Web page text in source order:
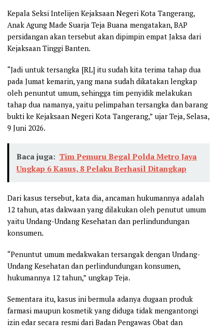
Kepala Seksi Intelijen Kejaksaan Negeri Kota Tangerang,
Anak Agung Made Suarja Teja Buana mengatakan, BAP
persidangan akan tersebut akan dipimpin empat Jaksa dari
Kejaksaan Tinggi Banten.
“Jadi untuk tersangka [RL] itu sudah kita terima tahap dua
pada Jumat kemarin, yang mana sudah dikatakan lengkap
oleh penuntut umum, sehingga tim penyidik melakukan
tahap dua namanya, yaitu pelimpahan tersangka dan barang
bukti ke Kejaksaan Negeri Kota Tangerang,” ujar Teja, Selasa,
9 Juni 2026.
Baca juga: Tim Pemuru Begal Polda Metro Jaya
Ungkap 6 Kasus, 8 Pelaku Berhasil Ditangkap
Dari kasus tersebut, kata dia, ancaman hukumannya adalah
12 tahun, atas dakwaan yang dilakukan oleh penutut umum
yaitu Undang-Undang Kesehatan dan perlindundungan
konsumen.
“Penuntut umum medakwakan tersangak dengan Undang-
Undang Kesehatan dan perlindundungan konsumen,
hukumannya 12 tahun,” ungkap Teja.
Sementara itu, kasus ini bermula adanya dugaan produk
farmasi maupun kosmetik yang diduga tidak mengantongi
izin edar secara resmi dari Badan Pengawas Obat dan